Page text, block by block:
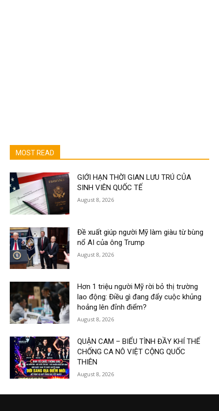
MOST READ
GIỚI HẠN THỜI GIAN LƯU TRÚ CỦA
SINH VIÊN QUỐC TẾ
August 8, 2026
Đề xuất giúp người Mỹ làm giàu từ bùng
nổ AI của ông Trump
August 8, 2026
Hơn 1 triệu người Mỹ rời bỏ thị trường
lao động: Điều gì đang đẩy cuộc khủng
hoảng lên đỉnh điểm?
August 8, 2026
QUẬN CAM – BIỂU TÌNH ĐẦY KHÍ THẾ
CHỐNG CA NÔ VIỆT CỘNG QUỐC
THIÊN
August 8, 2026